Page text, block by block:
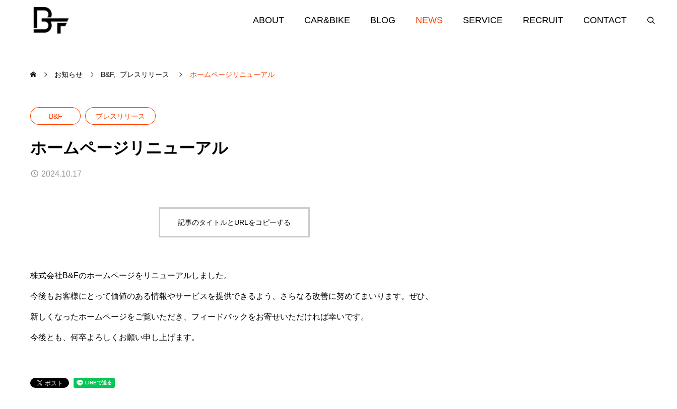
ABOUT CAR&BIKE BLOG NEWS SERVICE RECRUIT CONTACT
SERVICE
弊社の事業について
お知らせ B&F プレスリリース ホームページリニューアル
B&F プレスリリース
ホームページリニューアル
2024.10.17
記事のタイトルとURLをコピーする
株式会社B&Fのホームページをリニューアルしました。
今後もお客様にとって価値のある情報やサービスを提供できるよう、さらなる改善に努めてまいります。ぜひ、
新しくなったホームページをご覧いただき、フィードバックをお寄せいただければ幸いです。
今後とも、何卒よろしくお願い申し上げます。